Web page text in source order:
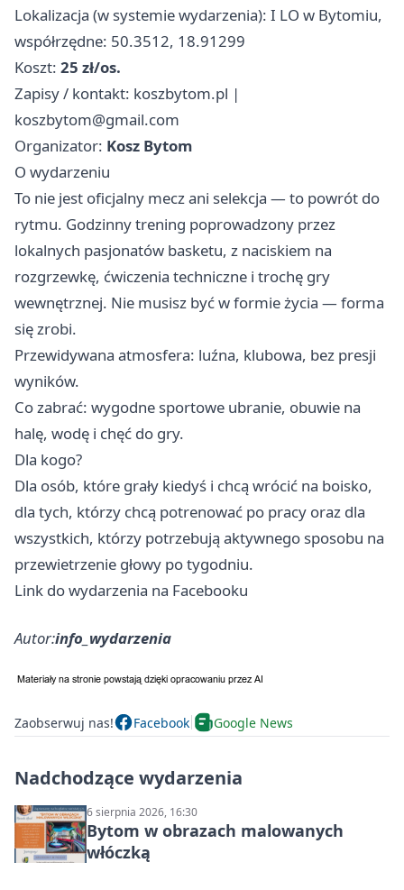
Lokalizacja (w systemie wydarzenia): I LO w Bytomiu,
współrzędne: 50.3512, 18.91299
Koszt: 25 zł/os.
Zapisy / kontakt: koszbytom.pl |
koszbytom@gmail.com
Organizator: Kosz Bytom
O wydarzeniu
To nie jest oficjalny mecz ani selekcja — to powrót do
rytmu. Godzinny trening poprowadzony przez
lokalnych pasjonatów basketu, z naciskiem na
rozgrzewkę, ćwiczenia techniczne i trochę gry
wewnętrznej. Nie musisz być w formie życia — forma
się zrobi.
Przewidywana atmosfera: luźna, klubowa, bez presji
wyników.
Co zabrać: wygodne sportowe ubranie, obuwie na
halę, wodę i chęć do gry.
Dla kogo?
Dla osób, które grały kiedyś i chcą wrócić na boisko,
dla tych, którzy chcą potrenować po pracy oraz dla
wszystkich, którzy potrzebują aktywnego sposobu na
przewietrzenie głowy po tygodniu.
Link do wydarzenia na Facebooku
Autor:info_wydarzenia
Zaobserwuj nas! Facebook Google News
Nadchodzące wydarzenia
6 sierpnia 2026, 16:30
Bytom w obrazach malowanych
włóczką